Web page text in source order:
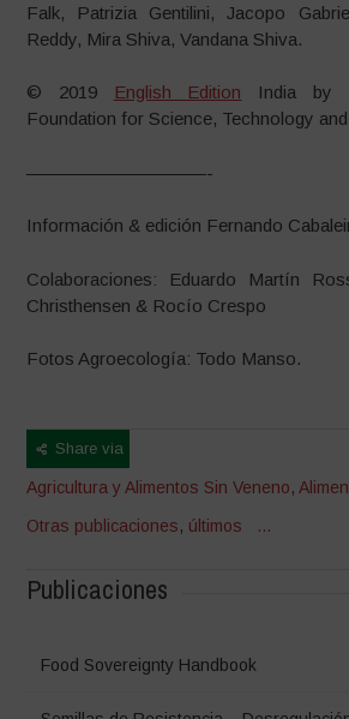
Falk, Patrizia Gentilini, Jacopo
Reddy, Mira Shiva, Vandana Shiva.
© 2019 English Edition India by
Foundation for Science, Technology
——————————-
Información & edición Fernando
Colaboraciones: Eduardo Martín
Christhensen & Rocío Crespo
Fotos Agroecología: Todo Manso.
Share via
Agricultura y Alimentos Sin Veneno,
Otras publicaciones, últimos ...
Publicaciones
Food Sovereignty Handbook